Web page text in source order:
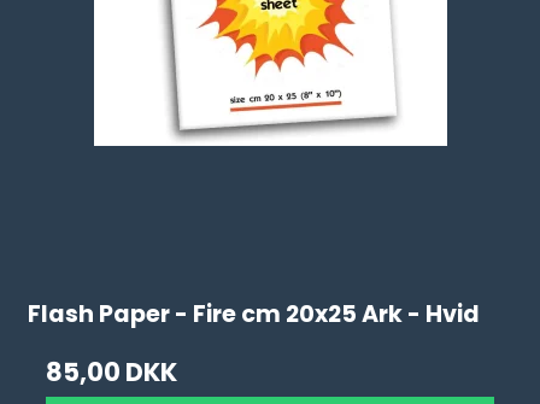
Flash Paper - Fire cm 20x25 Ark - Hvid
85,00 DKK